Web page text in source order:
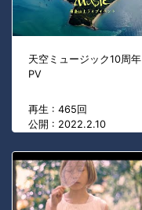
天空ミュージック10周年
PV
再生 : 465回
公開 : 2022.2.10